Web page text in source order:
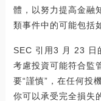
體，以努力提高金融
類事件中的可能包括
SEC 引用3 月 23 日
考慮投資可能符合監
要“謹慎”，在任何投
你可以承受完全損